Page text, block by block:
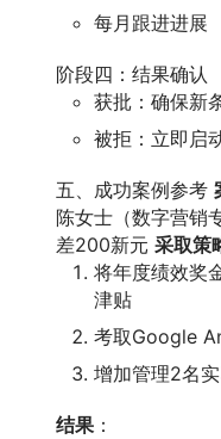
每月跟进进展
阶段四：结果确认
获批：确保新
被拒：立即启
五、成功案例参考
陈女士（数字营销
差200新元 采取策
将年度绩效奖
津贴
考取Google
增加管理2名
结果 ：